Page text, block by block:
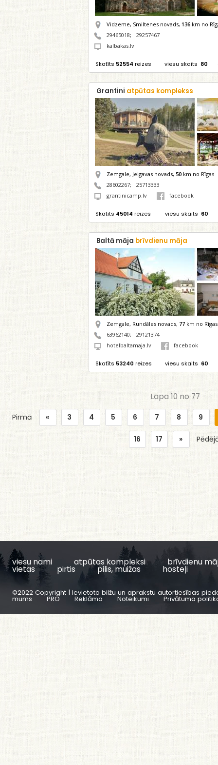
Vidzeme, Smiltenes novads, 136 km no
29465018;
29257467
kalbakas.lv
Skatīts 52554 reizes viesu skaits 80
Grantini atpūtas komplekss
Zemgale, Jelgavas novads, 50 km no Rīgas
28602267;
25713333
grantinicamp.lv
facebook
Skatīts 45014 reizes viesu skaits 60
Baltā māja brīvdienu māja
Zemgale, Rundāles novads, 77 km no Rīgas
63962140;
29121374
hotelbaltamaja.lv
facebook
Skatīts 53240 reizes viesu skaits 60
Lapa 10 no 77
Pirmā « 3 4 5 6 7 8 9
16 17 »
viesu nami atpūtas kompleksi brīvdienu
vietas pirtis pilis, muižas hosteļi
©2022 Copyright | Ievietoto bilžu un aprakstu autortiesības
mums PRO Reklāma Noteikumi Privātuma